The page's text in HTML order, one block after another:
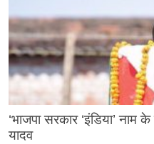
‘भाजपा सरकार ‘इंडिया’
यादव